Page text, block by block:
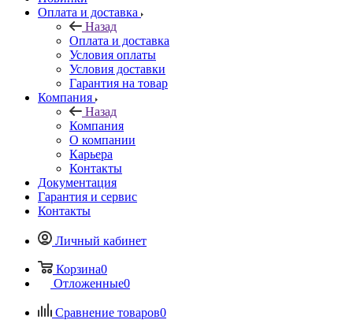
Оплата и доставка
Назад
Оплата и доставка
Условия оплаты
Условия доставки
Гарантия на товар
Компания
Назад
Компания
О компании
Карьера
Контакты
Документация
Гарантия и сервис
Контакты
Личный кабинет
Корзина0
Отложенные0
Сравнение товаров0